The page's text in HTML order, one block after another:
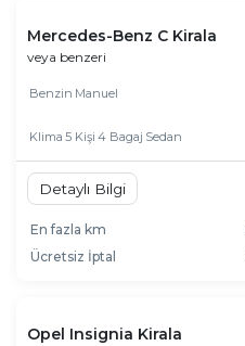
Mercedes-Benz C Kirala
veya benzeri
Benzin Manuel
Klima 5 Kişi 4 Bagaj Sedan
Detaylı Bilgi
En fazla km
Ücretsiz İptal
Opel Insignia Kirala